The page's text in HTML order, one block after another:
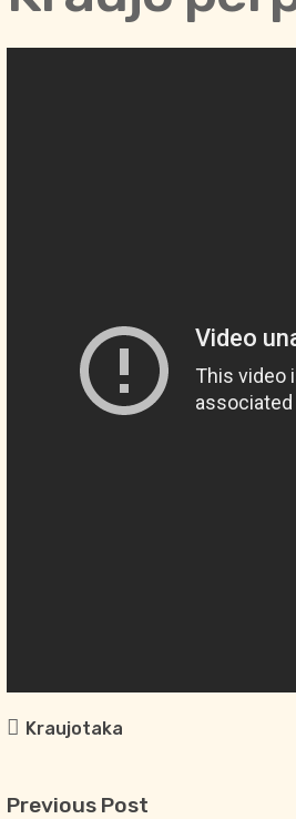
Kraujotaka
Previous Post